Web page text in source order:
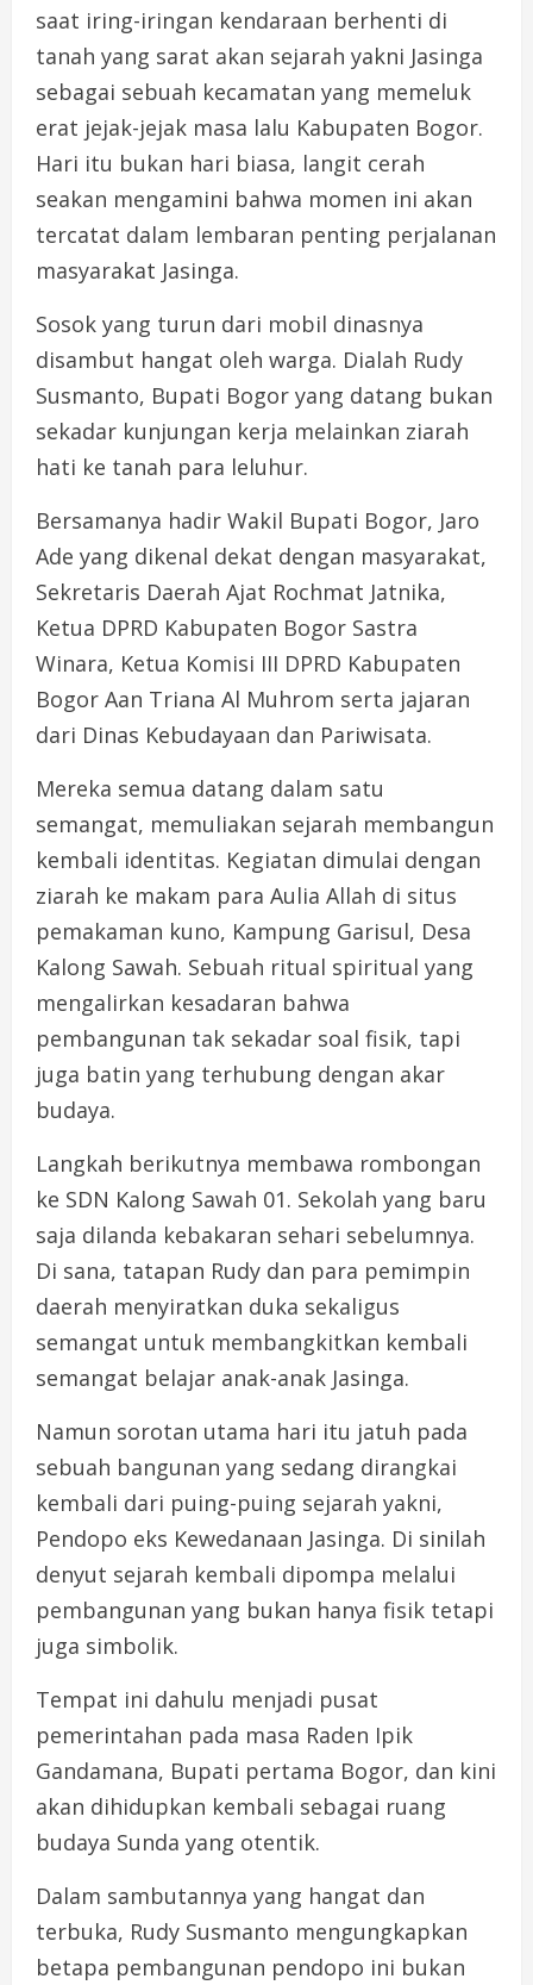
saat iring-iringan kendaraan berhenti di
tanah yang sarat akan sejarah yakni Jasinga
sebagai sebuah kecamatan yang memeluk
erat jejak-jejak masa lalu Kabupaten Bogor.
Hari itu bukan hari biasa, langit cerah
seakan mengamini bahwa momen ini akan
tercatat dalam lembaran penting perjalanan
masyarakat Jasinga.
Sosok yang turun dari mobil dinasnya
disambut hangat oleh warga. Dialah Rudy
Susmanto, Bupati Bogor yang datang bukan
sekadar kunjungan kerja melainkan ziarah
hati ke tanah para leluhur.
Bersamanya hadir Wakil Bupati Bogor, Jaro
Ade yang dikenal dekat dengan masyarakat,
Sekretaris Daerah Ajat Rochmat Jatnika,
Ketua DPRD Kabupaten Bogor Sastra
Winara, Ketua Komisi III DPRD Kabupaten
Bogor Aan Triana Al Muhrom serta jajaran
dari Dinas Kebudayaan dan Pariwisata.
Mereka semua datang dalam satu
semangat, memuliakan sejarah membangun
kembali identitas. Kegiatan dimulai dengan
ziarah ke makam para Aulia Allah di situs
pemakaman kuno, Kampung Garisul, Desa
Kalong Sawah. Sebuah ritual spiritual yang
mengalirkan kesadaran bahwa
pembangunan tak sekadar soal fisik, tapi
juga batin yang terhubung dengan akar
budaya.
Langkah berikutnya membawa rombongan
ke SDN Kalong Sawah 01. Sekolah yang baru
saja dilanda kebakaran sehari sebelumnya.
Di sana, tatapan Rudy dan para pemimpin
daerah menyiratkan duka sekaligus
semangat untuk membangkitkan kembali
semangat belajar anak-anak Jasinga.
Namun sorotan utama hari itu jatuh pada
sebuah bangunan yang sedang dirangkai
kembali dari puing-puing sejarah yakni,
Pendopo eks Kewedanaan Jasinga. Di sinilah
denyut sejarah kembali dipompa melalui
pembangunan yang bukan hanya fisik tetapi
juga simbolik.
Tempat ini dahulu menjadi pusat
pemerintahan pada masa Raden Ipik
Gandamana, Bupati pertama Bogor, dan kini
akan dihidupkan kembali sebagai ruang
budaya Sunda yang otentik.
Dalam sambutannya yang hangat dan
terbuka, Rudy Susmanto mengungkapkan
betapa pembangunan pendopo ini bukan